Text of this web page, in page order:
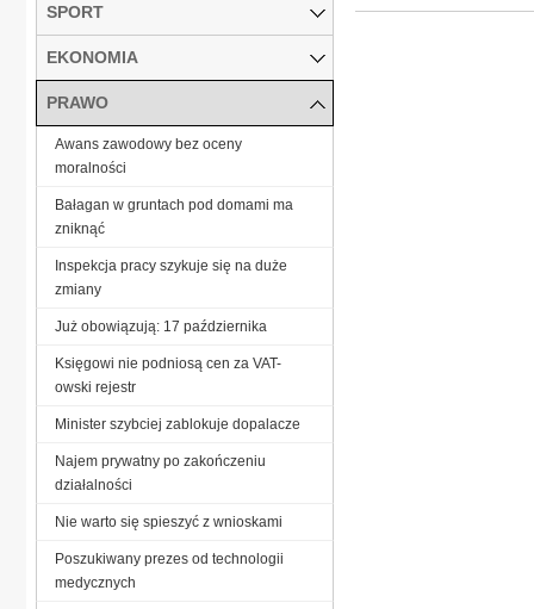
SPORT
EKONOMIA
PRAWO
Awans zawodowy bez oceny
moralności
Bałagan w gruntach pod domami ma
zniknąć
Inspekcja pracy szykuje się na duże
zmiany
Już obowiązują: 17 października
Księgowi nie podniosą cen za VAT-
owski rejestr
Minister szybciej zablokuje dopalacze
Najem prywatny po zakończeniu
działalności
Nie warto się spieszyć z wnioskami
Poszukiwany prezes od technologii
medycznych